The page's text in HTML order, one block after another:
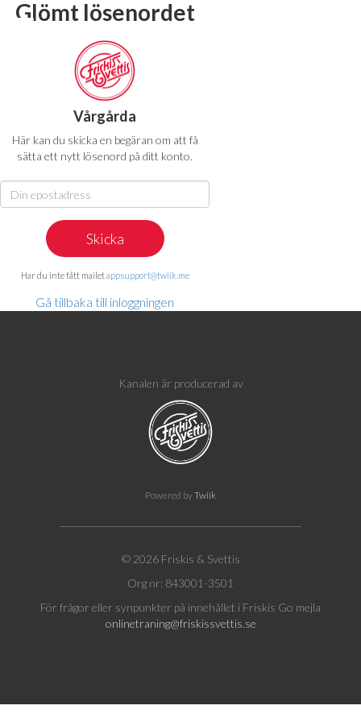
Glömt lösenordet
Vårgårda
Här kan du skicka en begäran om att få
sätta ett nytt lösenord på ditt konto.
Har du inte fått mailetappsupport@twiik.me
Gå tillbaka till inloggningen
Kanalen är producerad av
Powered byTwiik
© 2026 Friskis & Svettis
Org nr: 843001-3501
För frågor eller synpunkter på innehållet i Friskis Go mejla
onlinetraning@friskissvettis.se